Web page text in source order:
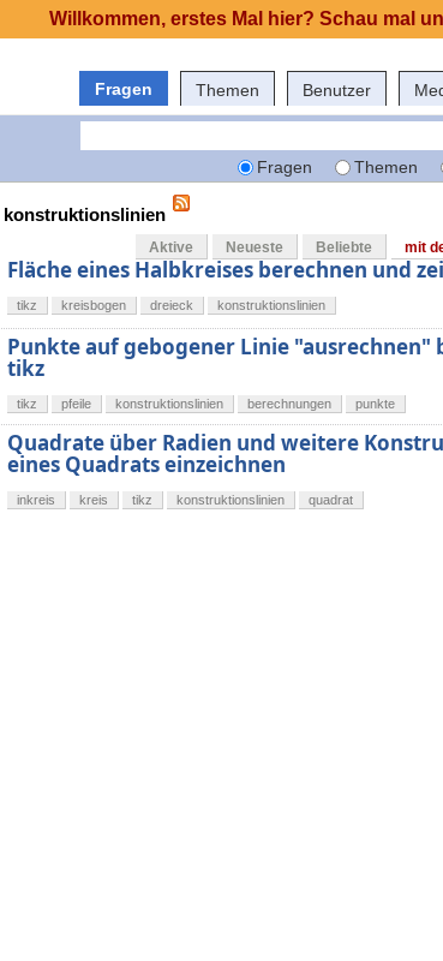
Fragen Themen Benutzer
Fragen Themen
konstruktionslinien
Aktive Neueste Beliebte mit
Fläche eines Halbkreises berechnen und
tikz kreisbogen dreieck konstruktionslinien
Punkte auf gebogener Linie "ausrechnen"
tikz
tikz pfeile konstruktionslinien berechnungen punkte
Quadrate über Radien und weitere
eines Quadrats einzeichnen
inkreis kreis tikz konstruktionslinien quadrat
Willkommen, erstes Mal hier? Schau mal